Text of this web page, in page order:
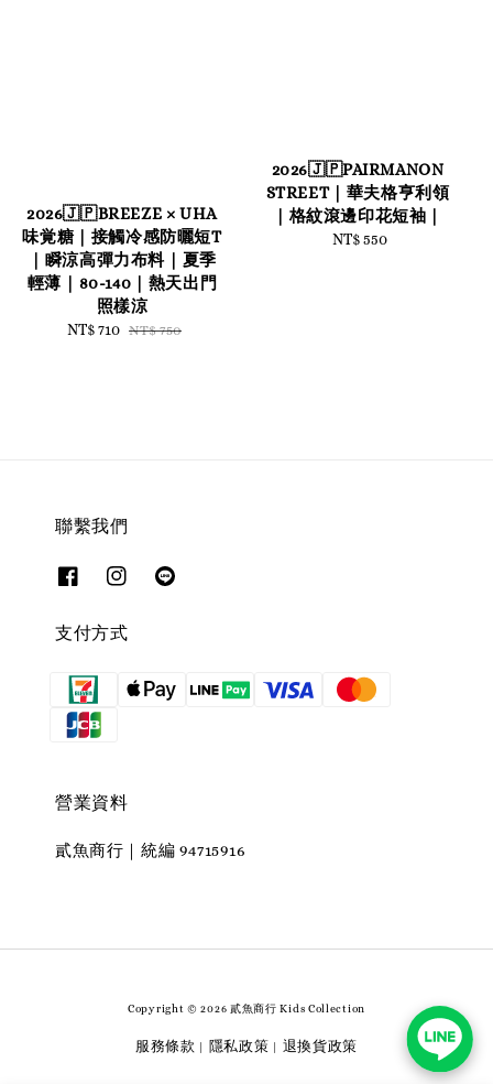
2026🇯🇵BREEZE × UHA
味覚糖｜接觸冷感防曬短T
｜瞬涼高彈力布料｜夏季
輕薄｜80-140｜熱天出門
照樣涼
Sale
NT$ 710 Regular
NT$ 750
2026🇯🇵PAIRMANON
STREET｜華夫格亨利領
｜格紋滾邊印花短袖｜
Regular
NT$ 550
聯繫我們
支付方式
營業資料
貳魚商行｜統編 94715916
Copyright © 2026 貳魚商行 Kids Collection
服務條款 隱私政策 退換貨政策